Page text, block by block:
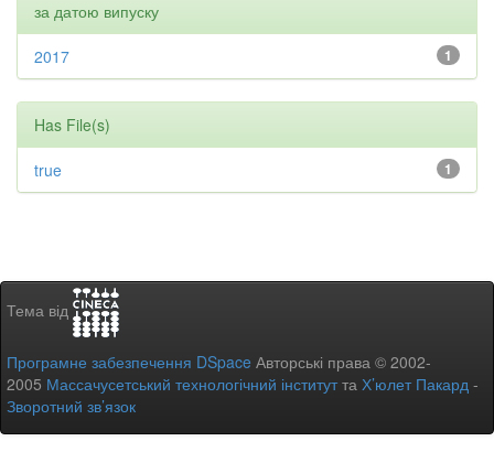
за датою випуску
1
2017
Has File(s)
1
true
Тема від
Програмне забезпечення DSpace Авторські права © 2002-
2005 Массачусетський технологічний інститутта Х’юлет Пакард -
Зворотний зв’язок